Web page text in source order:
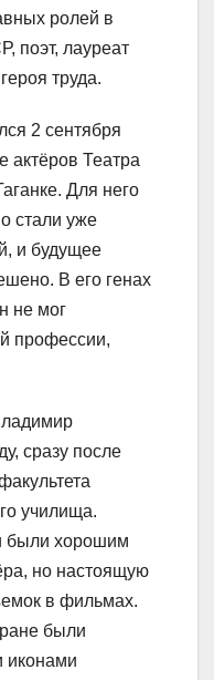
ролей в
поэт, лауреат
труда.
2 сентября
актёров Театра
Для него
стали уже
и будущее
В его генах
не мог
профессии,
сразу после
училища.
были хорошим
но настоящую
в фильмах.
были
иконами